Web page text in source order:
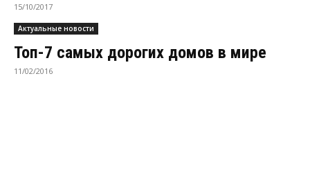
15/10/2017
Актуальные новости
Топ-7 самых дорогих домов в мире
11/02/2016